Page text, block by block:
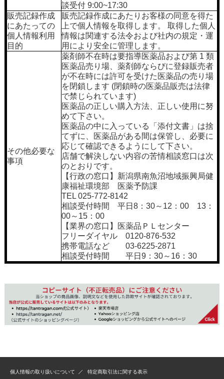
談受付 9:00~17:30
販売記録作成
にあたっての
個人情報利用
目的
販売記録作成にあたりお客様の同意を得た
上で個人情報を取得します。 取得した個人
情報は関連する法令および社内の規定・運
用により安全に管理します。
その他必要な
事項
薬剤師不在時は要指導医薬品および第 1 類
医薬品売り場、薬剤師ならびに登録販売者
が不在時には許可を受けた医薬品の売り場
を閉鎖します (閉鎖時の医薬品販売は法律
で禁じられています)
医薬品の正しい購入方法、正しい使用に努
めて下さい。
医薬品の中に入っている「添付文書」は捨
てずに、医薬品がある間は保管し、必要に
応じて確認できるようにして下さい。
店舗で解決しない内容の苦情相談窓口は次
のとおりです。
【行政の窓口】新潟県南魚沼地域振興局健
康福祉環境部 医薬予防課
TEL 025-772-8142
相談受付時間 平日8：30～12：00 13：
00～15：00
【業界の窓口】医薬品ＰＬセンター
フリーダイヤル 0120-876-532
携帯電話など 03-6225-2871
相談受付時間 平日9：30～16：30
個人情報の取り扱いについて 特定商取引法に関する表示